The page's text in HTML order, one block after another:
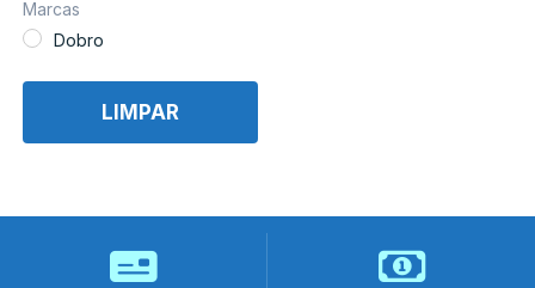
Marcas
Dobro
LIMPAR